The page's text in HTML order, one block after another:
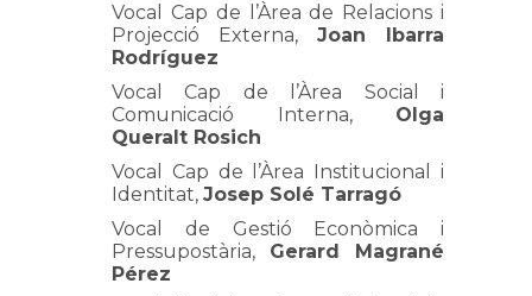
Vocal Cap de l’Àrea de Relacions i
Projecció Externa, Joan Ibarra
Rodríguez
Vocal Cap de l’Àrea Social i
Comunicació Interna, Olga
Queralt Rosich
Vocal Cap de l’Àrea Institucional i
Identitat, Josep Solé Tarragó
Vocal de Gestió Econòmica i
Pressupostària, Gerard Magrané
Pérez